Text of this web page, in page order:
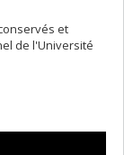
et
de l'Université